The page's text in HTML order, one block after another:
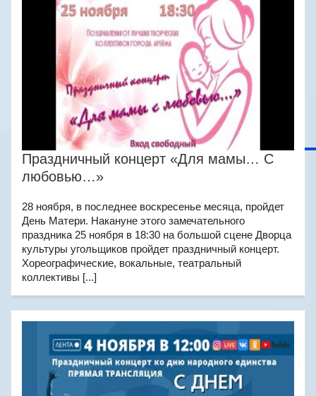
Праздничный концерт «Для мамы… С
любовью…»
28 ноября, в последнее воскресенье месяца, пройдет
День Матери. Накануне этого замечательного
праздника 25 ноября в 18:30 на большой сцене Дворца
культуры угольщиков пройдет праздничный концерт.
Хореографические, вокальные, театральный
коллективы [...]